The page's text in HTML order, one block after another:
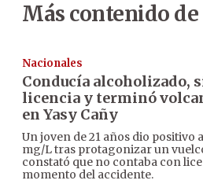
Más contenido de
Nacionales
Conducía alcoholizado,
licencia y terminó
en Yasy Cañy
Un joven de 21 años dio positivo
mg/L tras protagonizar un
constató que no contaba con
momento del accidente.